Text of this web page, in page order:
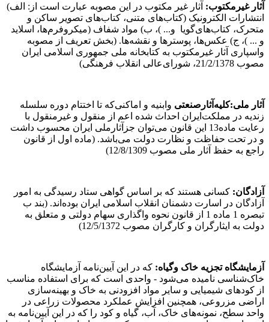
آثار غیرمکتوب: آثار غیر مکتوب در این مصوبه عبارت است از: الف)
انتشارات الکترونیک (کتاب‌های ‌متنی، کتاب‌های تصویر ساکن و
متحرک، کتاب‌های‌گویا و... )، ب) مواد شفاف (میکروفرم‌ها، اسلاید
و ... )، ج) عکس‌ها، پوسترها و نقشه‌ها. (بخش تعریف از مصوبه
واسپاری آثار غیرمکتوب به کتابخانه‌ ملی جمهوری اسلامی ایران
مصوب 21/2/1378، شورای‌عالی انقلاب فرهنگی)
آثار ملی:کلیه‌آثار‌صنعتی و‌ابنیه ‌و ‌اماکنی‌که تا اختتام دوره سلسله
زندیه در مملکت‌ایران احداث شده اعم از منقول و غیرمنقول با
رعایت‌ ماده13‌ این‌ ‌قانون‌ می‌توان‌ جز‌آثار‌ملی ایران محسوب داشت
و در تحت حفاظت و نظارت دولت می‌باشد. (ماده اول از قانون‌
راجع به حفظ آثار ‌ملی‌ مصوب 12/8/1309)
آزادگان: کسانی هستند که بر اساس گواهی ستاد رسیدگی به امور
آزادگان در اسارت دشمنان انقلاب اسلامی ایران بوده‌اند. (بند ب
تبصره 1 ماده 1 از قانون نحوه واگذاری سهام دولتی و متعلق به
دولت به ایثارگران و کارگران مصوب 12/5/1372)
آزمایشگاه‌ تجزیه‌ خاک وگیاه: که در این آیین‌‌نامه آزمایشگاه
خاک‌شناسی نامیده می‌شود - واحدی است که برای استفاده مناسب
از کودهای شیمیایی و سایر مواد افزودنی به خاک و بهینه‌سازی
اراضی مزروعی، همچنین افزایش عملکرد محصولات زراعی در
واحد سطح، نمونه‌های خاک، آب، گیاه و کود را که در این آیین‌نامه به